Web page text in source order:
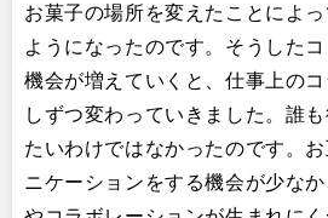
お菓子の場所を変えたことによ
ようになったのです。そうした
機会が増えていくと、仕事上の
しずつ変わっていきました。誰
たいわけではなかったのです。
ニケーションをする機会が少な